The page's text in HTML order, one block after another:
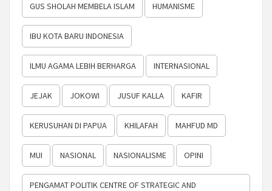
GUS SHOLAH MEMBELA ISLAM HUMANISME
IBU KOTA BARU INDONESIA
ILMU AGAMA LEBIH BERHARGA INTERNASIONAL
JEJAK JOKOWI JUSUF KALLA KAFIR
KERUSUHAN DI PAPUA KHILAFAH MAHFUD MD
MUI NASIONAL NASIONALISME OPINI
PENGAMAT POLITIK CENTRE OF STRATEGIC AND